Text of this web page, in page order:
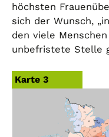
höchsten
sich der Wunsch,
den viele
unbefristete Stelle
Karte 3